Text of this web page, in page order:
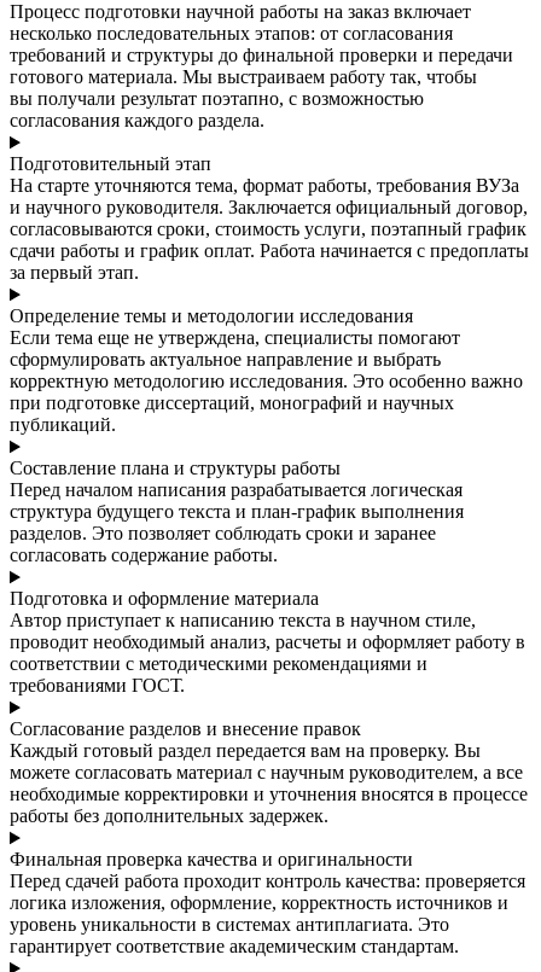
Процесс подготовки научной работы на заказ включает
несколько последовательных этапов: от согласования
требований и структуры до финальной проверки и передачи
готового материала. Мы выстраиваем работу так, чтобы
вы получали результат поэтапно, с возможностью
согласования каждого раздела.
Подготовительный этап
На старте уточняются тема, формат работы, требования ВУЗа
и научного руководителя. Заключается официальный договор,
согласовываются сроки, стоимость услуги, поэтапный график
сдачи работы и график оплат. Работа начинается с предоплаты
за первый этап.
Определение темы и методологии исследования
Если тема еще не утверждена, специалисты помогают
сформулировать актуальное направление и выбрать
корректную методологию исследования. Это особенно важно
при подготовке диссертаций, монографий и научных
публикаций.
Составление плана и структуры работы
Перед началом написания разрабатывается логическая
структура будущего текста и план-график выполнения
разделов. Это позволяет соблюдать сроки и заранее
согласовать содержание работы.
Подготовка и оформление материала
Автор приступает к написанию текста в научном стиле,
проводит необходимый анализ, расчеты и оформляет работу в
соответствии с методическими рекомендациями и
требованиями ГОСТ.
Согласование разделов и внесение правок
Каждый готовый раздел передается вам на проверку. Вы
можете согласовать материал с научным руководителем, а все
необходимые корректировки и уточнения вносятся в процессе
работы без дополнительных задержек.
Финальная проверка качества и оригинальности
Перед сдачей работа проходит контроль качества: проверяется
логика изложения, оформление, корректность источников и
уровень уникальности в системах антиплагиата. Это
гарантирует соответствие академическим стандартам.